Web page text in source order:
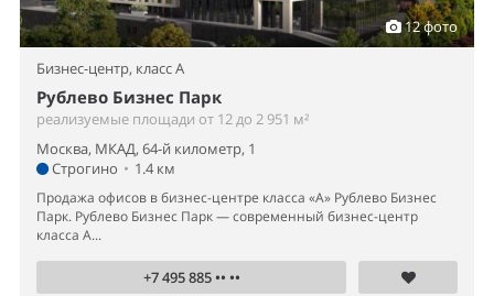
12 фото
Бизнес-центр, класс A
Рублево Бизнес Парк
реализуемые площади от 12 до 2 951 м²
Москва, МКАД, 64-й километр, 1
Строгино • 1.4 км
Продажа офисов в бизнес-центре класса «А» Рублево Бизнес
Парк. Рублево Бизнес Парк — современный бизнес-центр
класса А...
+7 495 885 •• ••